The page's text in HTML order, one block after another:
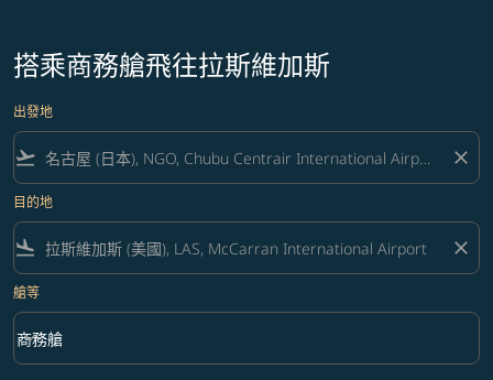
搭乘商務艙飛往拉斯維加斯
出發地
flight_takeoff close
目的地
flight_land close
艙等
艙等 option 商務艙 Selected
商務艙
keyboard_arrow_down